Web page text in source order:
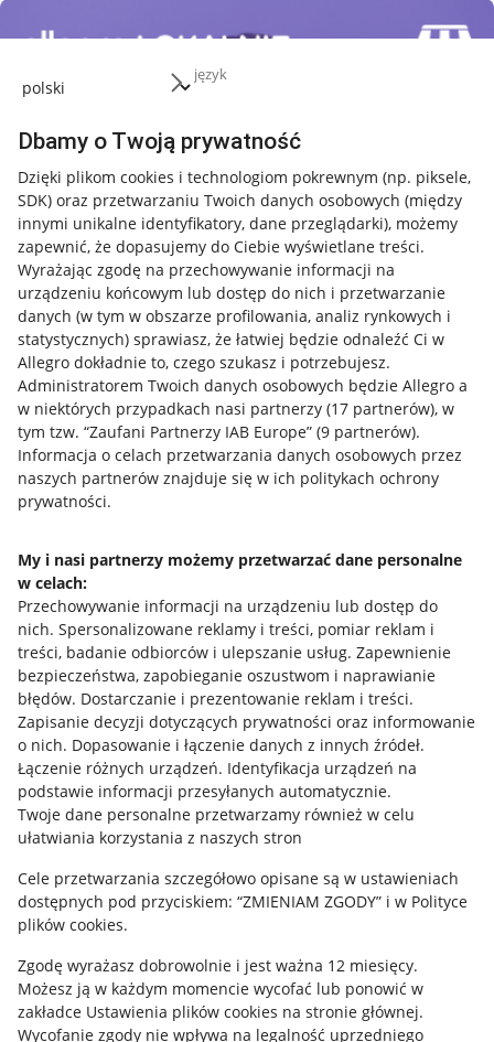
język
Dbamy o Twoją prywatność
Dzięki plikom cookies i technologiom pokrewnym (np. piksele,
SDK) oraz przetwarzaniu Twoich danych osobowych (między
innymi unikalne identyfikatory, dane przeglądarki), możemy
zapewnić, że dopasujemy do Ciebie wyświetlane treści.
Wyrażając zgodę na przechowywanie informacji na
urządzeniu końcowym lub dostęp do nich i przetwarzanie
danych (w tym w obszarze profilowania, analiz rynkowych i
statystycznych) sprawiasz, że łatwiej będzie odnaleźć Ci w
Allegro dokładnie to, czego szukasz i potrzebujesz.
Administratorem Twoich danych osobowych będzie Allegro a
w niektórych przypadkach nasi partnerzy (17 partnerów), w
tym tzw. “Zaufani Partnerzy IAB Europe” (9 partnerów).
Informacja o celach przetwarzania danych osobowych przez
naszych partnerów znajduje się w ich politykach ochrony
prywatności.
My i nasi partnerzy możemy przetwarzać dane personalne
w celach:
Przechowywanie informacji na urządzeniu lub dostęp do
nich. Spersonalizowane reklamy i treści, pomiar reklam i
treści, badanie odbiorców i ulepszanie usług. Zapewnienie
bezpieczeństwa, zapobieganie oszustwom i naprawianie
błędów. Dostarczanie i prezentowanie reklam i treści.
Zapisanie decyzji dotyczących prywatności oraz informowanie
o nich. Dopasowanie i łączenie danych z innych źródeł.
Łączenie różnych urządzeń. Identyfikacja urządzeń na
podstawie informacji przesyłanych automatycznie.
Twoje dane personalne przetwarzamy również w celu
ułatwiania korzystania z naszych stron
Cele przetwarzania szczegółowo opisane są w ustawieniach
dostępnych pod przyciskiem: “ZMIENIAM ZGODY” i w Polityce
plików cookies.
Zgodę wyrażasz dobrowolnie i jest ważna 12 miesięcy.
Możesz ją w każdym momencie wycofać lub ponowić w
zakładce Ustawienia plików cookies na stronie głównej.
Wycofanie zgody nie wpływa na legalność uprzedniego
Przydatne informacje
Jak to działa
Allegro Gadane dla sprzedających
Allegro Gadane dla kupujących
Mapa miejscowości
Informacje prawne
Regulamin
Polityka plików "cookies"
Ustawienia plików "cookies"
Udostępnianie lokalizacji
Informacje dla Aktu o Usługach Cyfrowych
Pobierz aplikację